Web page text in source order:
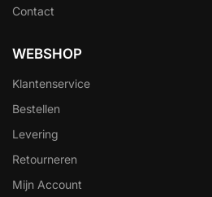
Contact
WEBSHOP
Klantenservice
Bestellen
Levering
Retourneren
Mijn Account